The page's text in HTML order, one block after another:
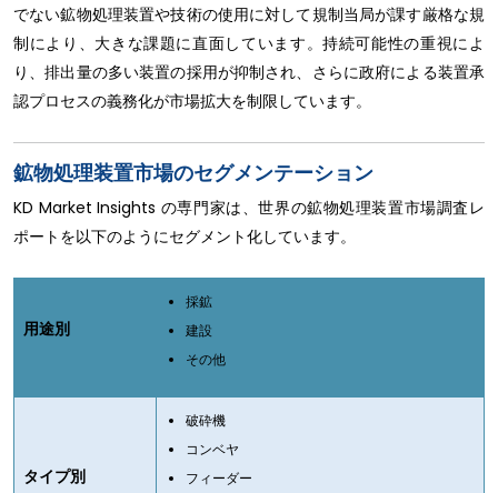
でない鉱物処理装置や技術の使用に対して規制当局が課す厳格な規
制により、大きな課題に直面しています。持続可能性の重視によ
り、排出量の多い装置の採用が抑制され、さらに政府による装置承
認プロセスの義務化が市場拡大を制限しています。
鉱物処理装置市場のセグメンテーション
KD Market Insights の専門家は、世界の鉱物処理装置市場調査レ
ポートを以下のようにセグメント化しています。
用途別
採鉱
建設
その他
タイプ別
破砕機
コンベヤ
フィーダー